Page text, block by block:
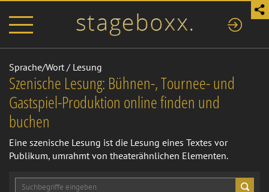
Sprache/Wort/ Lesung
Szenische Lesung: Bühnen-, Tournee- und
Gastspiel-Produktion online finden und
buchen
Eine szenische Lesung ist die Lesung eines Textes vor
Publikum, umrahmt von theaterähnlichen Elementen.